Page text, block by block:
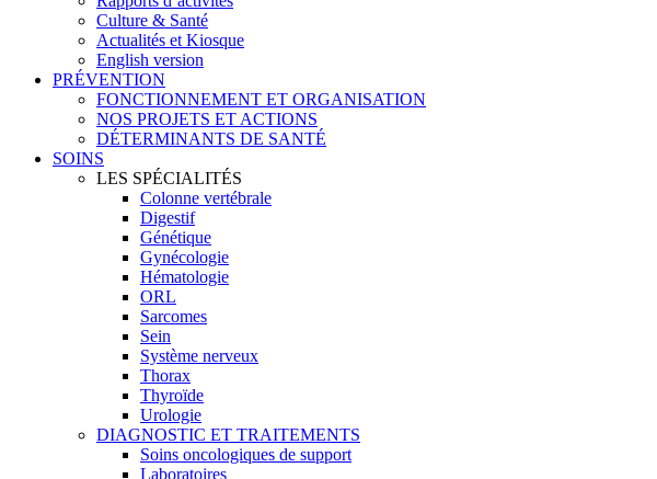
Culture & Santé
Actualités et Kiosque
English version
PRÉVENTION
FONCTIONNEMENT ET ORGANISATION
NOS PROJETS ET ACTIONS
DÉTERMINANTS DE SANTÉ
SOINS
LES SPÉCIALITÉS
Colonne vertébrale
Digestif
Génétique
Gynécologie
Hématologie
ORL
Sarcomes
Sein
Système nerveux
Thorax
Thyroïde
Urologie
DIAGNOSTIC ET TRAITEMENTS
Soins oncologiques de support
Laboratoires